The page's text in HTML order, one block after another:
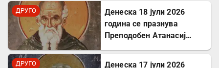
исцелуваше болни и
воскреснуваше мртви
ДРУГО
Денеска 18 јули 2026
година се празнува
Преподобен Атанасиј
ДРУГО
Денеска 17 јули 2026